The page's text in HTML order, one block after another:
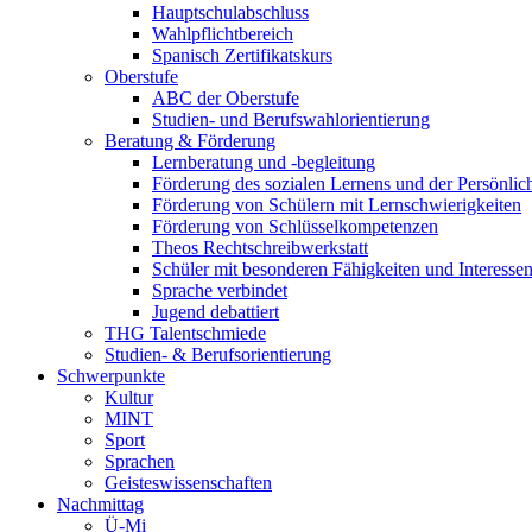
Hauptschulabschluss
Wahlpflichtbereich
Spanisch Zertifikatskurs
Oberstufe
ABC der Oberstufe
Studien- und Berufswahlorientierung
Beratung & Förderung
Lernberatung und -begleitung
Förderung des sozialen Lernens und der
Förderung von Schülern mit Lernschwierigkeiten
Förderung von Schlüsselkompetenzen
Theos Rechtschreibwerkstatt
Schüler mit besonderen Fähigkeiten und Interessen
Sprache verbindet
Jugend debattiert
THG Talentschmiede
Studien- & Berufsorientierung
Schwerpunkte
Kultur
MINT
Sport
Sprachen
Geisteswissenschaften
Nachmittag
Ü-Mi